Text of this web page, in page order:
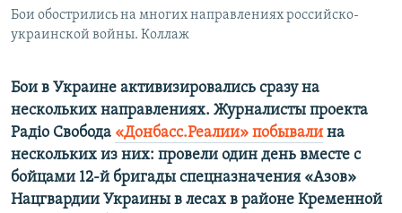
Все сайты RFE/RL
Бои обострились на многих направлениях российско-
украинской войны. Коллаж
Бои в Украине активизировались сразу на
нескольких направлениях. Журналисты проекта
Радіо Свобода «Донбасс.Реалии» побывали на
нескольких из них: провели один день вместе с
бойцами 12-й бригады спецназначения «Азов»
Нацгвардии Украины в лесах в районе Кременной